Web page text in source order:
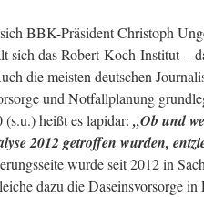
BBK-Präsident Christoph
sich das Robert-Koch-Institut –
die meisten deutschen
und Notfallplanung
(s.u.) heißt es lapidar: „Ob und
2012 getroffen wurden,
wurde seit 2012 in
dazu die Daseinsvorsorge